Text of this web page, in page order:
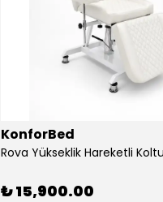
KonforBed
₺ 15,900.00